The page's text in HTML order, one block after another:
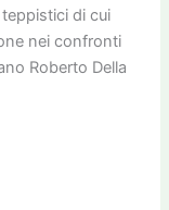
di cui
nei confronti
Roberto Della